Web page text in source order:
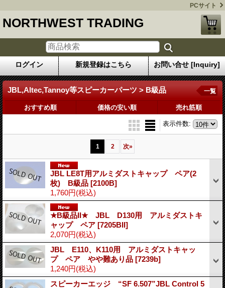
PCサイト
NORTHWEST TRADING
ログイン 新規登録はこちら お問い合せ [Inquiry]
JBL,Altec,Tannoy等スピーカーパーツ > B級品 一覧
おすすめ順 価格の安い順 売れ筋順
表示件数:
1 2 次»
JBL LE8T用アルミダストキャップ ペア(2
枚) B級品 [2100B]
1,760円(税込)
★B級品II★ JBL D130用 アルミダストキ
ャップ ペア [7205BII]
2,070円(税込)
JBL E110、K110用 アルミダストキャッ
プ ペア やや難あり品 [7239b]
1,240円(税込)
スピーカーエッジ “SF 6.507”JBL Control 5